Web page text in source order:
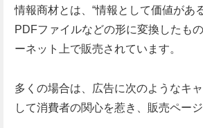
情報商材とは、“情報として価値があ
PDFファイルなどの形に変換したも
ーネット上で販売されています。
多くの場合は、広告に次のようなキ
して消費者の関心を惹き、販売ページ